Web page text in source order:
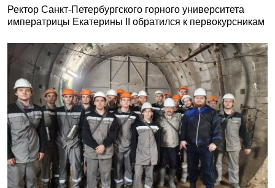
Ректор Санкт-Петербургского горного университета
императрицы Екатерины II обратился к первокурсникам